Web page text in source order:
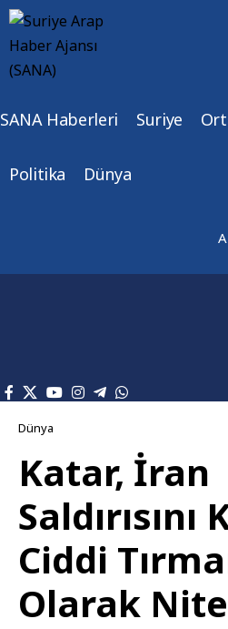
SANA Haberleri Suriye
Politika Dünya
Dünya
Katar, İran
Saldırısını
Ciddi
Olarak